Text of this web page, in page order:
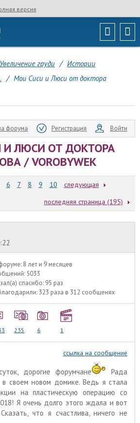
версия
Увеличение груди / Истории
/ Мои Сиси и Люси от доктора
форума Регистрация Войти
ЛЮСИ ОТ ДОКТОРА
/ VOROBYWEK
6 7 8 9 10
следующая
последняя страница (195)
8 лет и 9 месяцев
5033
спасибо: 95 раз
323 раза в 312 сообщенях
235 6 1
ссылка на сообщение
дорогие форумчане
Рада
в своем новом домике. Ведь я стала
на пластическую операцию со
Я очень долго этого ждала и вот
что я счастлива, ничего не